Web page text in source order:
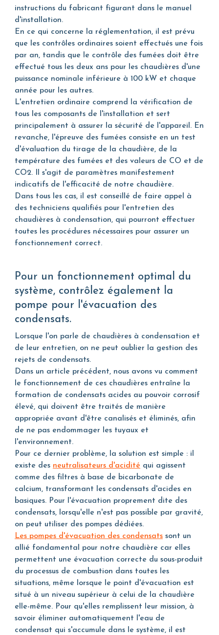
instructions du fabricant figurant dans le manuel
d'installation.
En ce qui concerne la réglementation, il est prévu
que les contrôles ordinaires soient effectués une fois
par an, tandis que le contrôle des fumées doit être
effectué tous les deux ans pour les chaudières d'une
puissance nominale inférieure à 100 kW et chaque
année pour les autres.
L'entretien ordinaire comprend la vérification de
tous les composants de l'installation et sert
principalement à assurer la sécurité de l'appareil. En
revanche, l'épreuve des fumées consiste en un test
d'évaluation du tirage de la chaudière, de la
température des fumées et des valeurs de CO et de
CO2. Il s'agit de paramètres manifestement
indicatifs de l'efficacité de notre chaudière.
Dans tous les cas, il est conseillé de faire appel à
des techniciens qualifiés pour l'entretien des
chaudières à condensation, qui pourront effectuer
toutes les procédures nécessaires pour assurer un
fonctionnement correct.
Pour un fonctionnement optimal du
système, contrôlez également la
pompe pour l'évacuation des
condensats.
Lorsque l'on parle de chaudières à condensation et
de leur entretien, on ne peut oublier la gestion des
rejets de condensats.
Dans un article précédent, nous avons vu comment
le fonctionnement de ces chaudières entraîne la
formation de condensats acides au pouvoir corrosif
élevé, qui doivent être traités de manière
appropriée avant d'être canalisés et éliminés, afin
de ne pas endommager les tuyaux et
l'environnement.
Pour ce dernier problème, la solution est simple : il
existe des neutralisateurs d'acidité qui agissent
comme des filtres à base de bicarbonate de
calcium, transformant les condensats d'acides en
basiques. Pour l'évacuation proprement dite des
condensats, lorsqu'elle n'est pas possible par gravité,
on peut utiliser des pompes dédiées.
Les pompes d'évacuation des condensats sont un
allié fondamental pour notre chaudière car elles
permettent une évacuation correcte du sous-produit
du processus de combustion dans toutes les
situations, même lorsque le point d'évacuation est
situé à un niveau supérieur à celui de la chaudière
elle-même. Pour qu'elles remplissent leur mission, à
savoir éliminer automatiquement l'eau de
condensat qui s'accumule dans le système, il est